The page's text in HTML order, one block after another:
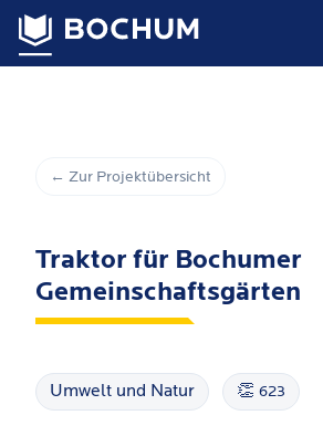
← Zur Projektübersicht
Traktor für Bochumer
Gemeinschaftsgärten
Umwelt und Natur 👏 623